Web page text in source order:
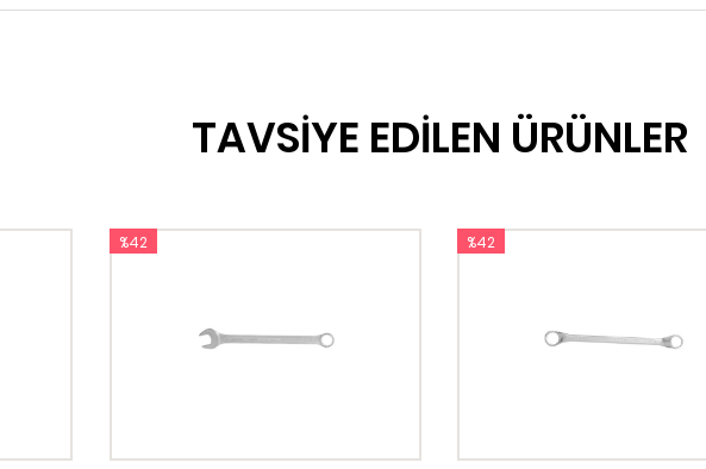
TAVSİYE EDİLEN ÜRÜNLER
%42 %42